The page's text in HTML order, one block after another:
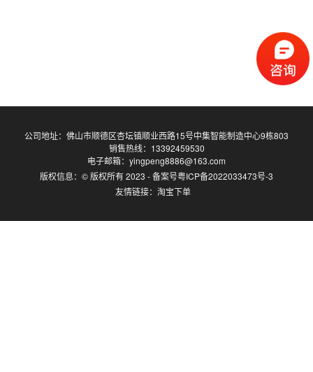
公司地址：佛山市顺德区杏坛镇顺业西路15号中集智能制造中心9栋803
销售热线：13392459530
电子邮箱：yingpeng8886@163.com
版权信息：© 版权所有 2023 -备案号粤ICP备2022033473号-3
友情链接： 淘宝下单